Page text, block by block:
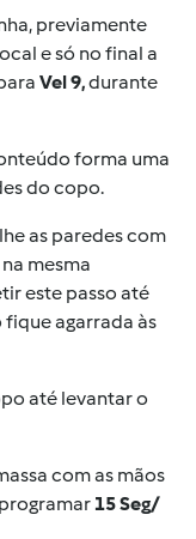
previamente
e só no final a
Vel 9,durante
forma uma
do copo.
as paredes com
mesma
este passo até
fique agarrada às
até levantar o
com as mãos
15 Seg/